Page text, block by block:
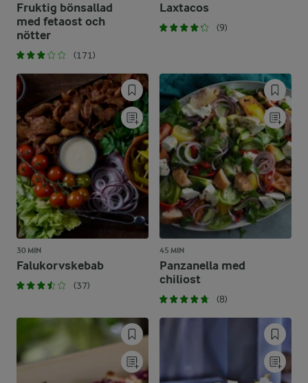
Fruktig bönsallad
med fetaost och
nötter
(171)
Laxtacos
(9)
30 MIN
Falukorvskebab
(37)
45 MIN
Panzanella med
chiliost
(8)